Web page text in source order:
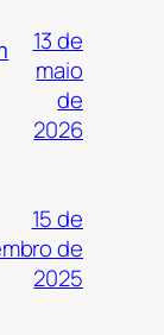
13 de
maio
de
2026
15 de
de
2025